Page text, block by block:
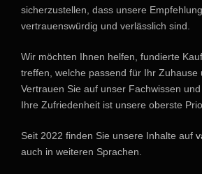
sicherzustellen, dass unsere
vertrauenswürdig und verlässlich sind.
Wir möchten Ihnen helfen, fundierte
treffen, welche passend für Ihr Zuhause
Vertrauen Sie auf unser Fachwissen
Ihre Zufriedenheit ist unsere oberste
Seit 2022 finden Sie unsere Inhalte auf
auch in weiteren Sprachen.